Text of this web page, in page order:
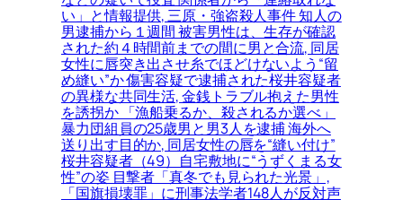
い」と情報提供, 三原・強盗殺人事件 知人の
男逮捕から１週間 被害男性は、生存が確認
された約４時間前までの間に男と合流, 同居
女性に唇突き出させ糸でほどけないよう“留
め縫い”か 傷害容疑で逮捕された桜井容疑者
の異様な共同生活, 金銭トラブル抱えた男性
を誘拐か 「漁船乗るか、殺されるか選べ」
暴力団組員の25歳男と男3人を逮捕 海外へ
送り出す目的か, 同居女性の唇を“縫い付け”
桜井容疑者（49）自宅敷地に“うずくまる女
性”の姿 目撃者「真冬でも見られた光景」,
「国旗損壊罪」に刑事法学者148人が反対声